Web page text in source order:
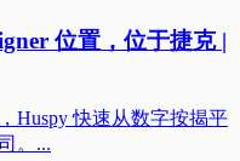
位置，位于捷克 |
Huspy 快速从数字按揭平
。...